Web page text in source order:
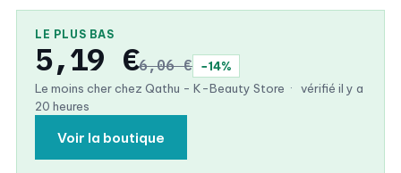
LE PLUS BAS
5,19 €6,06 €
−14%
Le moins cher chez Qathu - K-Beauty Store ·
vérifié il y a
20 heures
Voir la boutique